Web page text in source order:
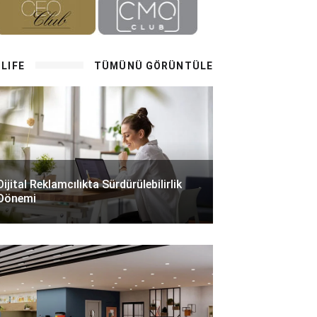
TÜMÜNÜ GÖRÜNTÜLE
Reklamcılıkta Sürdürülebilirlik